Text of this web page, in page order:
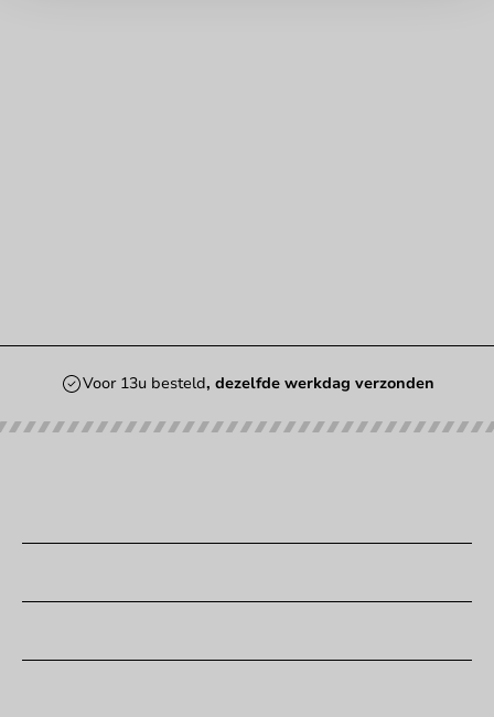
Voor 13u besteld, dezelfde werkdag verzonden